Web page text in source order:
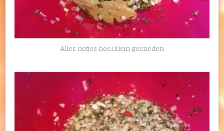
Alles netjes heel klein gesneden